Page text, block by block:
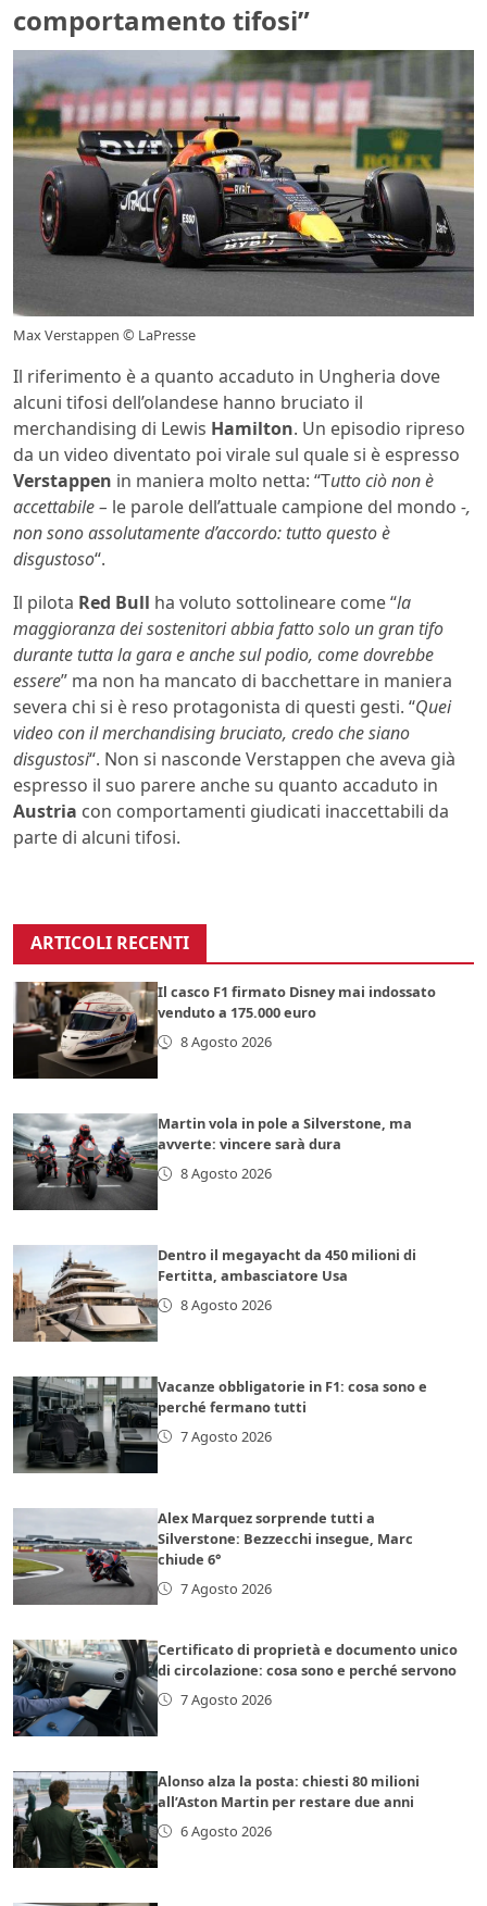
comportamento tifosi”
Max Verstappen © LaPresse
Il riferimento è a quanto accaduto in Ungheria dove
alcuni tifosi dell’olandese hanno bruciato il
merchandising di Lewis Hamilton. Un episodio ripreso
da un video diventato poi virale sul quale si è espresso
Verstappen in maniera molto netta: “Tutto ciò non è
accettabile – le parole dell’attuale campione del mondo -,
non sono assolutamente d’accordo: tutto questo è
disgustoso“.
Il pilota Red Bull ha voluto sottolineare come “la
maggioranza dei sostenitori abbia fatto solo un gran tifo
durante tutta la gara e anche sul podio, come dovrebbe
essere” ma non ha mancato di bacchettare in maniera
severa chi si è reso protagonista di questi gesti. “Quei
video con il merchandising bruciato, credo che siano
disgustosi“. Non si nasconde Verstappen che aveva già
espresso il suo parere anche su quanto accaduto in
Austria con comportamenti giudicati inaccettabili da
parte di alcuni tifosi.
ARTICOLI RECENTI
Il casco F1 firmato Disney mai indossato
venduto a 175.000 euro
8 Agosto 2026
Martin vola in pole a Silverstone, ma
avverte: vincere sarà dura
8 Agosto 2026
Dentro il megayacht da 450 milioni di
Fertitta, ambasciatore Usa
8 Agosto 2026
Vacanze obbligatorie in F1: cosa sono e
perché fermano tutti
7 Agosto 2026
Alex Marquez sorprende tutti a
Silverstone: Bezzecchi insegue, Marc
chiude 6°
7 Agosto 2026
Certificato di proprietà e documento unico
di circolazione: cosa sono e perché servono
7 Agosto 2026
Alonso alza la posta: chiesti 80 milioni
all’Aston Martin per restare due anni
6 Agosto 2026